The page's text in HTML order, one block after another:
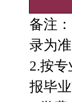
备注
录为
2.按
报毕